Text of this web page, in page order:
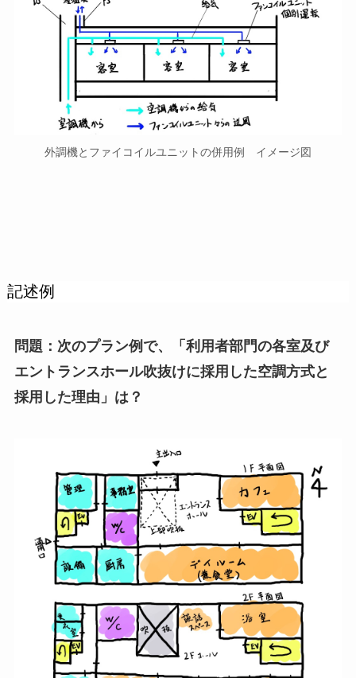
外調機とファイコイルユニットの併用例 イメージ図
記述例
問題：次のプラン例で、「 利用者部門の各室及び
エントランスホール吹抜けに採用した空調方式と
採用した理由 」は？